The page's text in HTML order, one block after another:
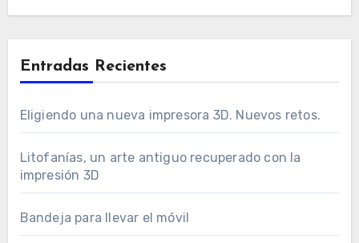
Entradas Recientes
Eligiendo una nueva impresora 3D. Nuevos retos.
Litofanías, un arte antiguo recuperado con la
impresión 3D
Bandeja para llevar el móvil